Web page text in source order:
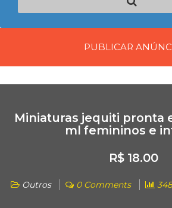
PUBLICAR
Miniaturas jequiti pronta
ml femininos e
R$ 18.00
Outros 0 Comments